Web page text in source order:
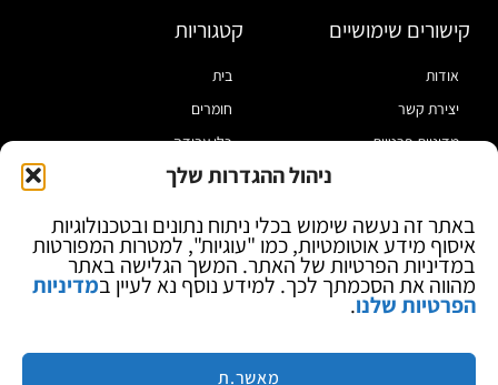
ניהול ההגדרות שלך
באתר זה נעשה שימוש בכלי ניתוח נתונים ובטכנולוגיות
איסוף מידע אוטומטיות, כמו "עוגיות", למטרות המפורטות
במדיניות הפרטיות של האתר. המשך הגלישה באתר
מהווה את הסכמתך לכך. למידע נוסף נא לעיין במדיניות
הפרטיות שלנו.
מאשר.ת
קישורים שימושיים
אודות
יצירת קשר
מדיניות פרטיות
בלוג
קטגוריות
בית
חומרים
כלי עבודה
מוצרי הלחמה
ספקי כח ומודדים
ציוד אופטי להגדלה
מותגים